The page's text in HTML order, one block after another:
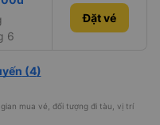
12:10
SE10
6
Đặt vé
Đặt vé
(4)
mua vé, đối tượng đi tàu, vị trí